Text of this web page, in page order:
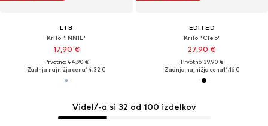
LTB
Krilo 'INNIE'
17,90 €
Prvotno: 44,90 €
Zadnja najnižja cena14,32 €
EDITED
Krilo 'Cleo'
27,90 €
Prvotno: 39,90 €
Zadnja najnižja cena11,16 €
Videl/-a si 32 od 100 izdelkov